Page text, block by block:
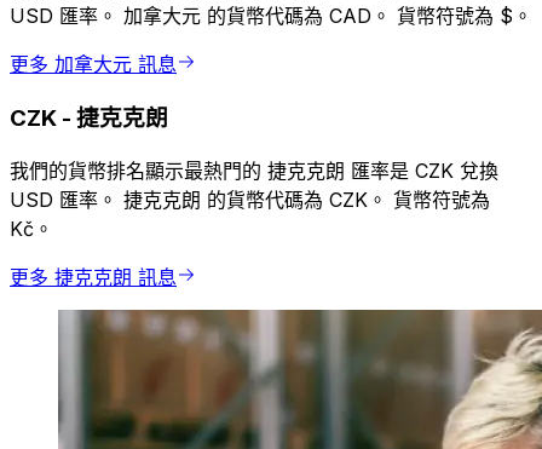
USD 匯率。 加拿大元 的貨幣代碼為 CAD。 貨幣符號為 $。
更多 加拿大元 訊息
CZK - 捷克克朗
我們的貨幣排名顯示最熱門的 捷克克朗 匯率是 CZK 兌換
USD 匯率。 捷克克朗 的貨幣代碼為 CZK。 貨幣符號為
Kč。
更多 捷克克朗 訊息